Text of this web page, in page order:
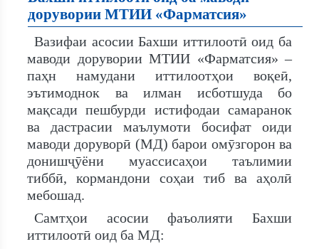
дорувории МТИИ «Фарматсия»
Вазифаи асосии Бахши иттилоотӣ оид ба
маводи дорувории МТИИ «Фарматсия» –
паҳн намудани иттилоотҳои воқеӣ,
эътимоднок ва илман исботшуда бо
мақсади пешбурди истифодаи самаранок
ва дастрасии маълумоти босифат оиди
маводи доруворӣ (МД) барои омӯзгорон ва
донишҷӯёни муассисаҳои таълимии
тиббӣ, кормандони соҳаи тиб ва аҳолӣ
мебошад.
Самтҳои асосии фаъолияти Бахши
иттилоотӣ оид ба МД: